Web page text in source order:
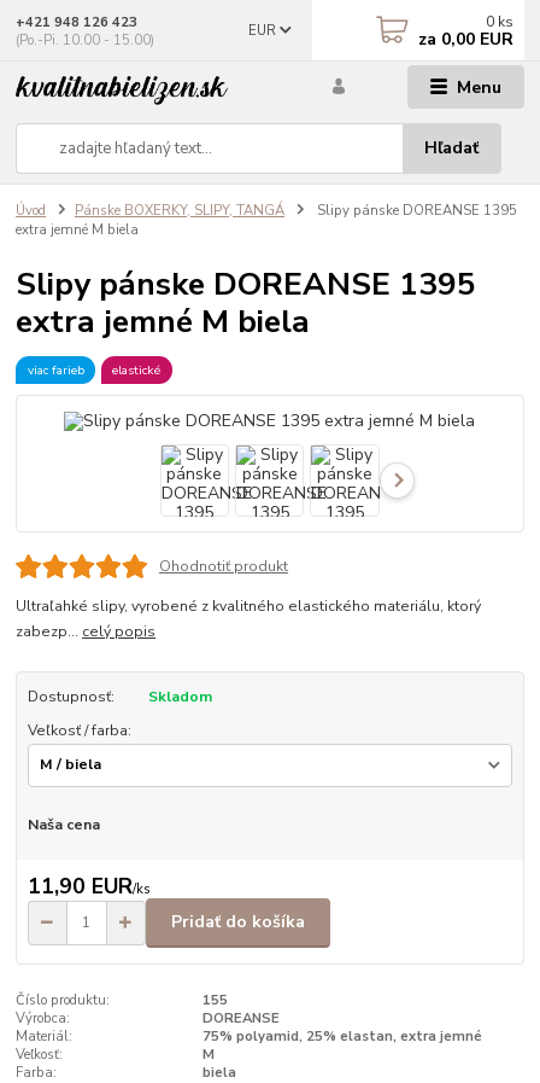
Menu
EUR
Hľadať
+421 948 126 423
(Po.-Pi. 10.00 - 15.00)
0 ks
za 0,00 EUR
Úvod Pánske BOXERKY, SLIPY, TANGÁ
Slipy pánske DOREANSE 1395
extra jemné M biela
Slipy pánske DOREANSE 1395
extra jemné M biela
viac farieb elastické
Ohodnotiť produkt
Ultraľahké slipy, vyrobené z kvalitného elastického materiálu, ktorý
zabezp... celý popis
Dostupnosť:
Skladom
Veľkosť / farba:
Naša cena
11,90 EUR/ks
Pridať do košíka
Číslo produktu:
155
Výrobca:
DOREANSE
Materiál:
75% polyamid, 25% elastan, extra jemné
Veľkosť:
M
Farba:
biela